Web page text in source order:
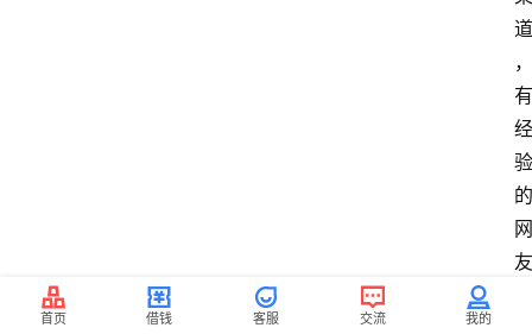
道
，
有
经
验
的
网
友
首页 借钱 客服 交流 我的